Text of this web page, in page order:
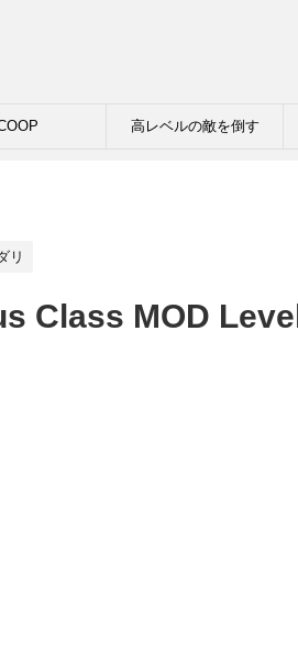
高レベルの敵を倒す
リ
Class MOD Level